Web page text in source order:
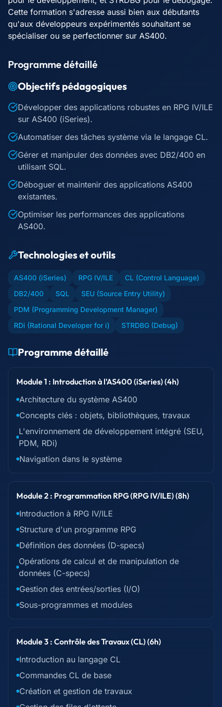
Cette formation s'adresse aussi bien aux débutants
qu'aux développeurs expérimentés souhaitant se
spécialiser ou se perfectionner sur AS400.
Programme détaillé
Objectifs pédagogiques
Développer des applications robustes en RPG IV/ILE
sur AS400 (iSeries).
Automatiser des tâches système via le langage CL.
Gérer et manipuler des données avec DB2/400 en
utilisant SQL.
Déboguer et maintenir des applications AS400
existantes.
Optimiser les performances des applications
AS400.
Technologies et outils
AS400 (iSeries) RPG IV/ILE
CL (Control Language)
DB2/400
SQL
SEU (Source Entry Utility)
PDM (Programming Development Manager)
RDi (Rational Developer for i)
STRDBG (Debug)
Programme détaillé
Module 1 : Introduction à l'AS400 (iSeries) (4h)
Architecture du système AS400
Concepts clés : objets, bibliothèques, travaux
L'environnement de développement intégré (SEU,
PDM, RDi)
Navigation dans le système
Module 2 : Programmation RPG (RPG IV/ILE) (8h)
Introduction à RPG IV/ILE
Structure d'un programme RPG
Définition des données (D-specs)
Opérations de calcul et de manipulation de
données (C-specs)
Gestion des entrées/sorties (I/O)
Sous-programmes et modules
Module 3 : Contrôle des Travaux (CL) (6h)
Introduction au langage CL
Commandes CL de base
Création et gestion de travaux